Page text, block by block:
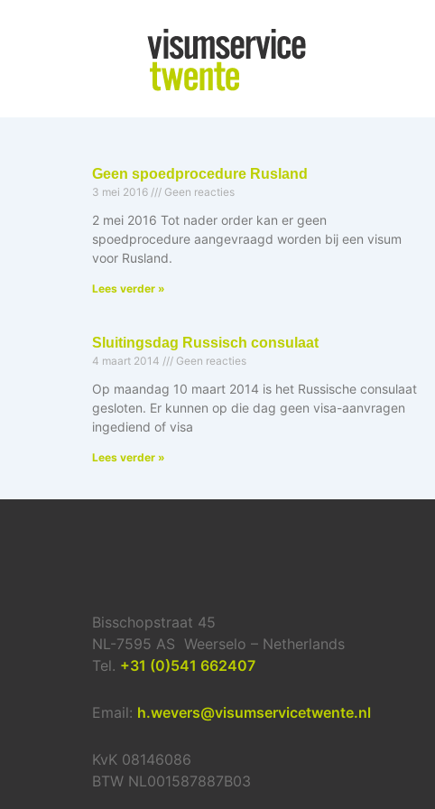
Geen spoedprocedure Rusland
3 mei 2016 Geen reacties
2 mei 2016 Tot nader order kan er geen
spoedprocedure aangevraagd worden bij een visum
voor Rusland.
Lees verder »
Sluitingsdag Russisch consulaat
4 maart 2014 Geen reacties
Op maandag 10 maart 2014 is het Russische consulaat
gesloten. Er kunnen op die dag geen visa-aanvragen
ingediend of visa
Lees verder »
Bisschopstraat 45
NL-7595 AS Weerselo – Netherlands
Tel. +31 (0)541 662407
Email: h.wevers@visumservicetwente.nl
KvK 08146086
BTW NL001587887B03